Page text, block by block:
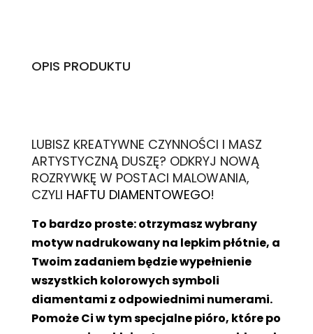
OPIS PRODUKTU
LUBISZ KREATYWNE CZYNNOŚCI I MASZ
ARTYSTYCZNĄ DUSZĘ? ODKRYJ NOWĄ
ROZRYWKĘ W POSTACI MALOWANIA,
CZYLI HAFTU DIAMENTOWEGO!
To bardzo proste: otrzymasz wybrany
motyw nadrukowany na lepkim płótnie, a
Twoim zadaniem będzie wypełnienie
wszystkich kolorowych symboli
diamentami z odpowiednimi numerami.
Pomoże Ci w tym specjalne pióro, które po